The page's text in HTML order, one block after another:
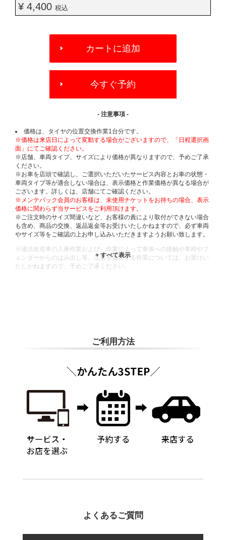
¥ 4,400 税込
OPTIONS
カートに追加
今すぐ予約
- 注意事項 -
価格は、タイヤの位置交換作業1台分です。
※価格は来店日によって変動する場合がございますので、「日程選択画
面」にてご確認ください。
※店舗、車両タイプ、サイズにより価格が異なりますので、予めご了承
ください。
※お車を店頭で確認し、ご選択いただいたサービス内容とお車の状態・
車両タイプ等が適合しない場合は、表示価格と作業価格が異なる場合が
ございます。詳しくは、店舗にてご確認ください。
※メンテパック会員のお客様は、未使用チケットをお持ちの場合、表示
価格に関わらず当サービスをご利用頂けます。
※ご注文時のサイズ間違いなど、お客様の責により取付ができない場合
も含め、商品の交換、返品返金等お受けいたしかねますので、必ず車両
やサイズ等をご確認の上お申し込みいただきますようお願い致します。
※違法改造車の入庫作業および、作業によって車体への接触や車枠やフ
ェンダーからのはみ出し等、法規を逸脱する作業については、お受けい
たしかねますので、予めご了承ください。
ご利用方法
よくあるご質問